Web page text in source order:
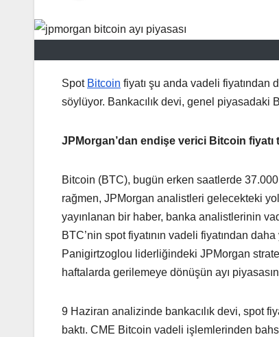
Spot Bitcoin fiyatı şu anda vadeli
söylüyor. Bankacılık devi, genel piyasadaki
JPMorgan’dan endişe verici Bitcoin fiyatı
Bitcoin (BTC), bugün erken saatlerde
rağmen, JPMorgan analistleri gelecekteki
yayınlanan bir haber, banka analistlerinin
BTC’nin spot fiyatının vadeli fiyatından
Panigirtzoglou liderliğindeki JPMorgan
haftalarda gerilemeye dönüşün ayı
9 Haziran analizinde bankacılık devi, spot
baktı. CME Bitcoin vadeli işlemlerinden